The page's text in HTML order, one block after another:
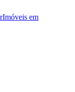
Imóveis em